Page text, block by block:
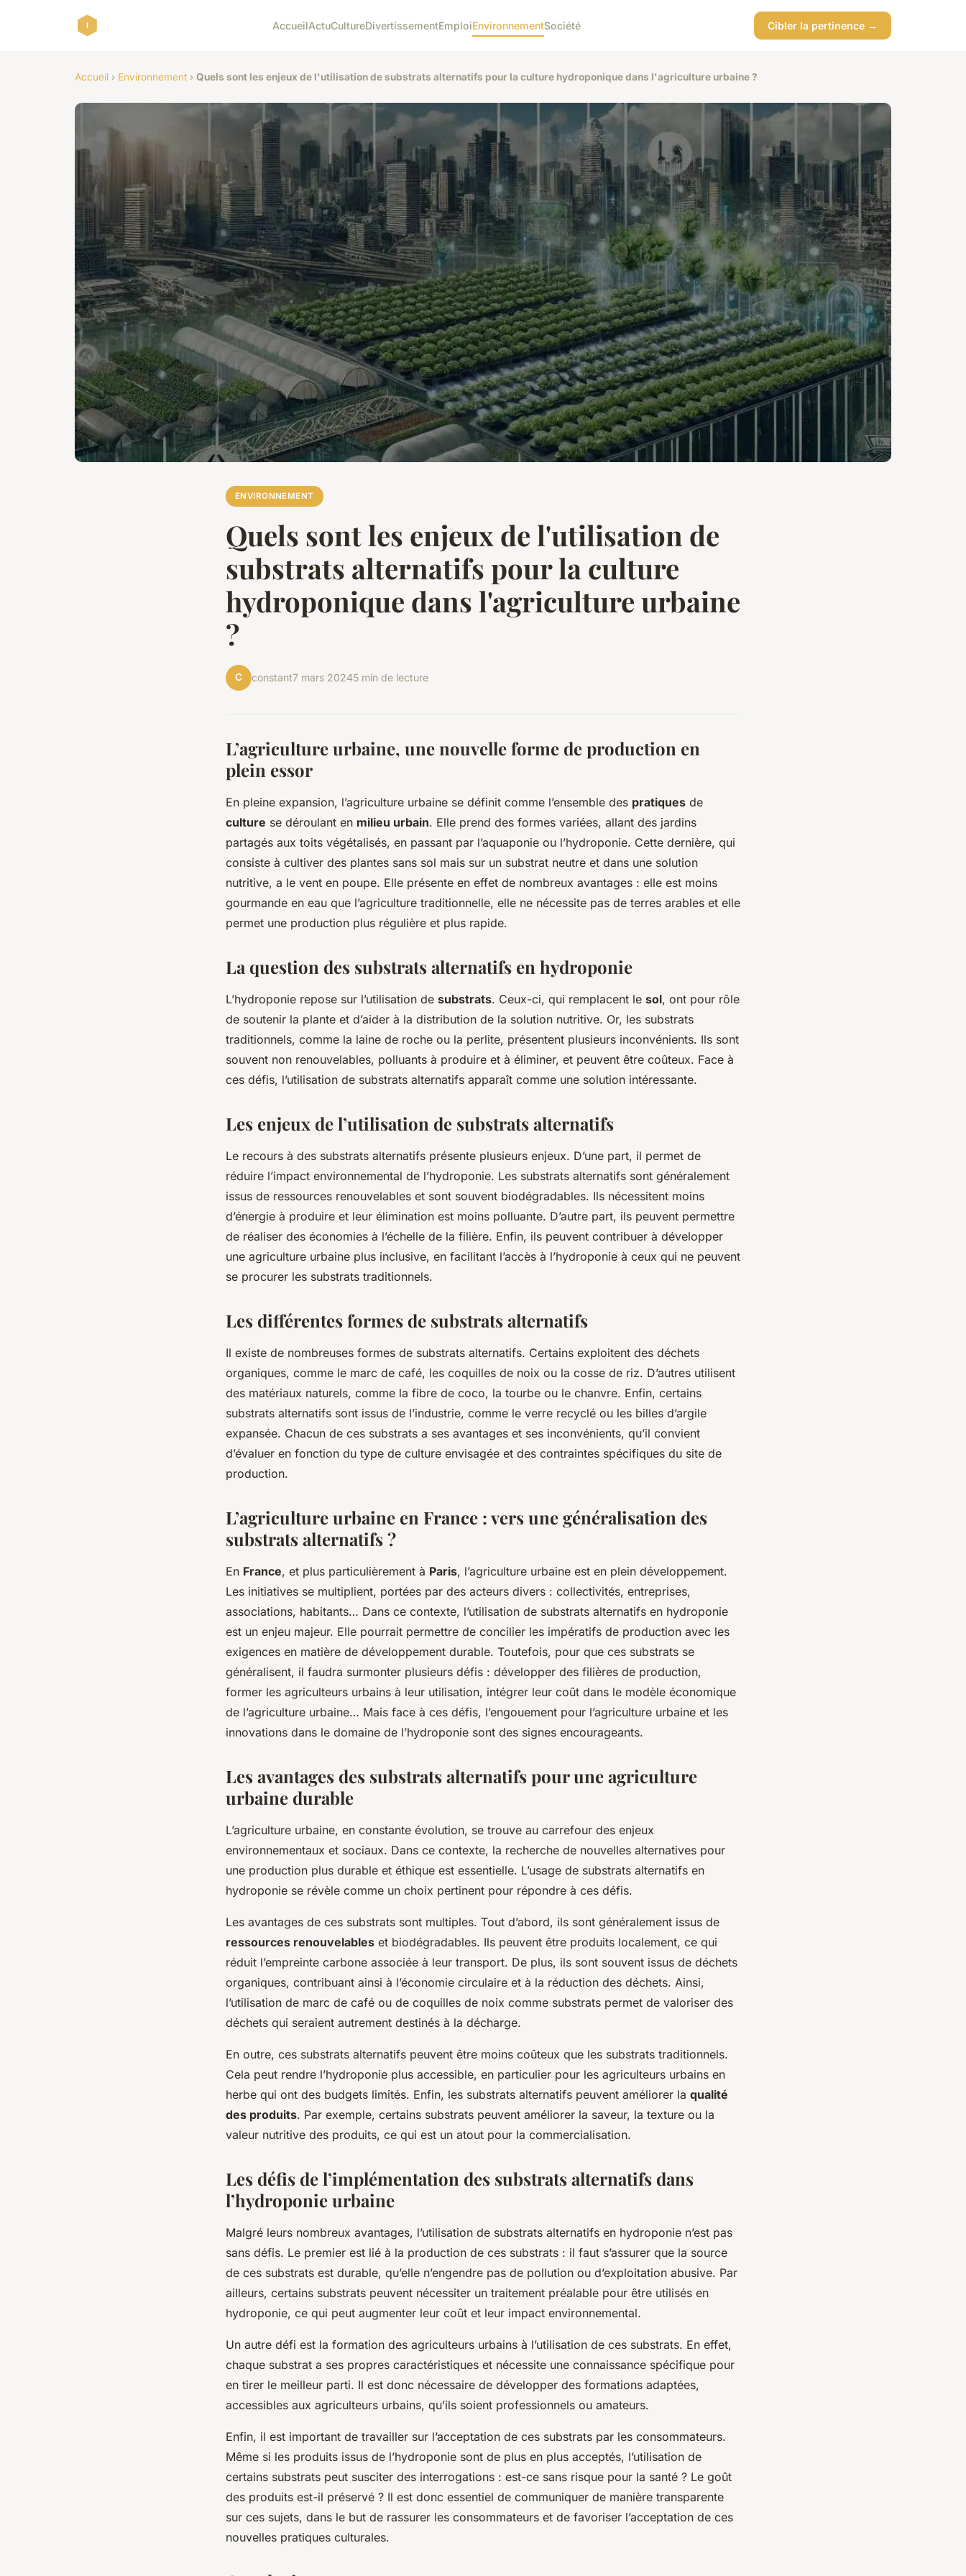
AccueilActuCultureDivertissementEmploiEnvironnementSociété Cibler la pertinence →
Accueil › Environnement › Quels sont les enjeux de l'utilisation de substrats alternatifs pour la culture hydroponique dans l'agriculture urbaine ?
ENVIRONNEMENT
Quels sont les enjeux de l'utilisation de
substrats alternatifs pour la culture
hydroponique dans l'agriculture urbaine
?
C constant7 mars 20245 min de lecture
L’agriculture urbaine, une nouvelle forme de production en
plein essor
En pleine expansion, l’agriculture urbaine se définit comme l’ensemble des pratiques de
culture se déroulant en milieu urbain. Elle prend des formes variées, allant des jardins
partagés aux toits végétalisés, en passant par l’aquaponie ou l’hydroponie. Cette dernière, qui
consiste à cultiver des plantes sans sol mais sur un substrat neutre et dans une solution
nutritive, a le vent en poupe. Elle présente en effet de nombreux avantages : elle est moins
gourmande en eau que l’agriculture traditionnelle, elle ne nécessite pas de terres arables et elle
permet une production plus régulière et plus rapide.
La question des substrats alternatifs en hydroponie
L’hydroponie repose sur l’utilisation de substrats. Ceux-ci, qui remplacent le sol, ont pour rôle
de soutenir la plante et d’aider à la distribution de la solution nutritive. Or, les substrats
traditionnels, comme la laine de roche ou la perlite, présentent plusieurs inconvénients. Ils sont
souvent non renouvelables, polluants à produire et à éliminer, et peuvent être coûteux. Face à
ces défis, l’utilisation de substrats alternatifs apparaît comme une solution intéressante.
Les enjeux de l’utilisation de substrats alternatifs
Le recours à des substrats alternatifs présente plusieurs enjeux. D’une part, il permet de
réduire l’impact environnemental de l’hydroponie. Les substrats alternatifs sont généralement
issus de ressources renouvelables et sont souvent biodégradables. Ils nécessitent moins
d’énergie à produire et leur élimination est moins polluante. D’autre part, ils peuvent permettre
de réaliser des économies à l’échelle de la filière. Enfin, ils peuvent contribuer à développer
une agriculture urbaine plus inclusive, en facilitant l’accès à l’hydroponie à ceux qui ne peuvent
se procurer les substrats traditionnels.
Les différentes formes de substrats alternatifs
Il existe de nombreuses formes de substrats alternatifs. Certains exploitent des déchets
organiques, comme le marc de café, les coquilles de noix ou la cosse de riz. D’autres utilisent
des matériaux naturels, comme la fibre de coco, la tourbe ou le chanvre. Enfin, certains
substrats alternatifs sont issus de l’industrie, comme le verre recyclé ou les billes d’argile
expansée. Chacun de ces substrats a ses avantages et ses inconvénients, qu’il convient
d’évaluer en fonction du type de culture envisagée et des contraintes spécifiques du site de
production.
L’agriculture urbaine en France : vers une généralisation des
substrats alternatifs ?
En France, et plus particulièrement à Paris, l’agriculture urbaine est en plein développement.
Les initiatives se multiplient, portées par des acteurs divers : collectivités, entreprises,
associations, habitants… Dans ce contexte, l’utilisation de substrats alternatifs en hydroponie
est un enjeu majeur. Elle pourrait permettre de concilier les impératifs de production avec les
exigences en matière de développement durable. Toutefois, pour que ces substrats se
généralisent, il faudra surmonter plusieurs défis : développer des filières de production,
former les agriculteurs urbains à leur utilisation, intégrer leur coût dans le modèle économique
de l’agriculture urbaine… Mais face à ces défis, l’engouement pour l’agriculture urbaine et les
innovations dans le domaine de l’hydroponie sont des signes encourageants.
Les avantages des substrats alternatifs pour une agriculture
urbaine durable
L’agriculture urbaine, en constante évolution, se trouve au carrefour des enjeux
environnementaux et sociaux. Dans ce contexte, la recherche de nouvelles alternatives pour
une production plus durable et éthique est essentielle. L’usage de substrats alternatifs en
hydroponie se révèle comme un choix pertinent pour répondre à ces défis.
Les avantages de ces substrats sont multiples. Tout d’abord, ils sont généralement issus de
ressources renouvelables et biodégradables. Ils peuvent être produits localement, ce qui
réduit l’empreinte carbone associée à leur transport. De plus, ils sont souvent issus de déchets
organiques, contribuant ainsi à l’économie circulaire et à la réduction des déchets. Ainsi,
l’utilisation de marc de café ou de coquilles de noix comme substrats permet de valoriser des
déchets qui seraient autrement destinés à la décharge.
En outre, ces substrats alternatifs peuvent être moins coûteux que les substrats traditionnels.
Cela peut rendre l’hydroponie plus accessible, en particulier pour les agriculteurs urbains en
herbe qui ont des budgets limités. Enfin, les substrats alternatifs peuvent améliorer la qualité
des produits. Par exemple, certains substrats peuvent améliorer la saveur, la texture ou la
valeur nutritive des produits, ce qui est un atout pour la commercialisation.
Les défis de l’implémentation des substrats alternatifs dans
l’hydroponie urbaine
Malgré leurs nombreux avantages, l’utilisation de substrats alternatifs en hydroponie n’est pas
sans défis. Le premier est lié à la production de ces substrats : il faut s’assurer que la source
de ces substrats est durable, qu’elle n’engendre pas de pollution ou d’exploitation abusive. Par
ailleurs, certains substrats peuvent nécessiter un traitement préalable pour être utilisés en
hydroponie, ce qui peut augmenter leur coût et leur impact environnemental.
Un autre défi est la formation des agriculteurs urbains à l’utilisation de ces substrats. En effet,
chaque substrat a ses propres caractéristiques et nécessite une connaissance spécifique pour
en tirer le meilleur parti. Il est donc nécessaire de développer des formations adaptées,
accessibles aux agriculteurs urbains, qu’ils soient professionnels ou amateurs.
Enfin, il est important de travailler sur l’acceptation de ces substrats par les consommateurs.
Même si les produits issus de l’hydroponie sont de plus en plus acceptés, l’utilisation de
certains substrats peut susciter des interrogations : est-ce sans risque pour la santé ? Le goût
des produits est-il préservé ? Il est donc essentiel de communiquer de manière transparente
sur ces sujets, dans le but de rassurer les consommateurs et de favoriser l’acceptation de ces
nouvelles pratiques culturales.